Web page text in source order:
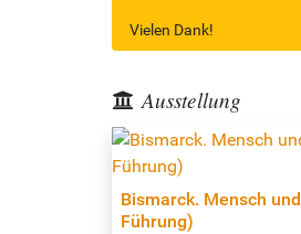
Vielen Dank!
Ausstellung
Bismarck. Mensch
Führung)